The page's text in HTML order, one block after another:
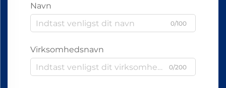
Navn
0/100
Virksomhedsnavn
0/200